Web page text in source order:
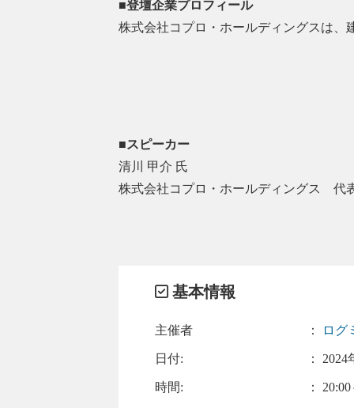
■登壇企業プロフィール
株式会社コプロ・ホールディングスは、
■スピーカー
清川 甲介 氏
株式会社コプロ・ホールディングス 代
基本情報
主催者 ： ログ
日付: ： 2024
時間: ：